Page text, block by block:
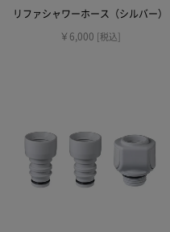
リファシャワーホース（シルバー）
￥6,000 [税込]